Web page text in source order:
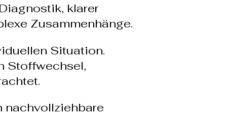
klarer
Zusammenhänge.
Situation.
Stoffwechsel,
nachvollziehbare